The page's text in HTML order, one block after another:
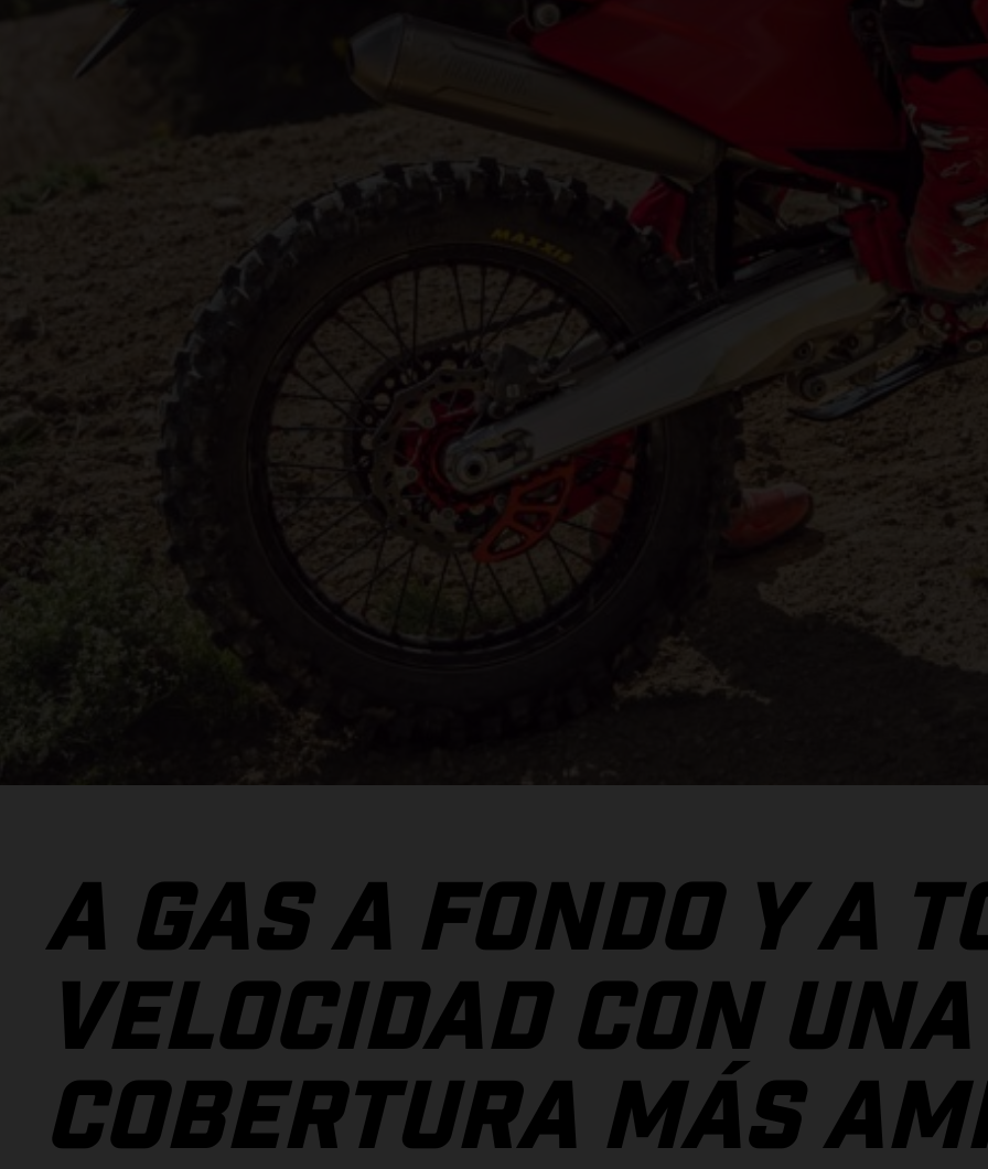
A GAS A FONDO Y A
VELOCIDAD CON UNA
COBERTURA MÁS